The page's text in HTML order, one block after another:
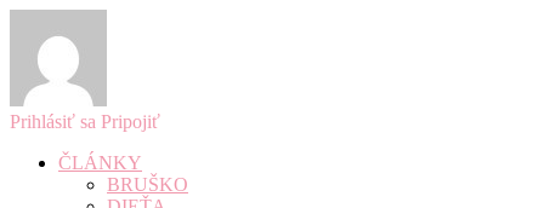
Prihlásiť sa Pripojiť
ČLÁNKY
BRUŠKO